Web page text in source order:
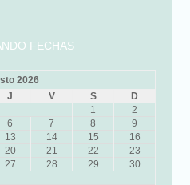
FECHAS
2026
J V S D
1
2
6 7 8
9
13 14 15
16
20 21 22
23
27 28 29
30